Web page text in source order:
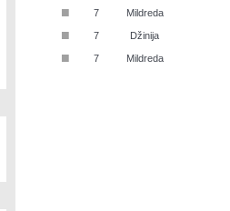
■ 7 Mildreda
■ 7 Džinija
■ 7 Mildreda